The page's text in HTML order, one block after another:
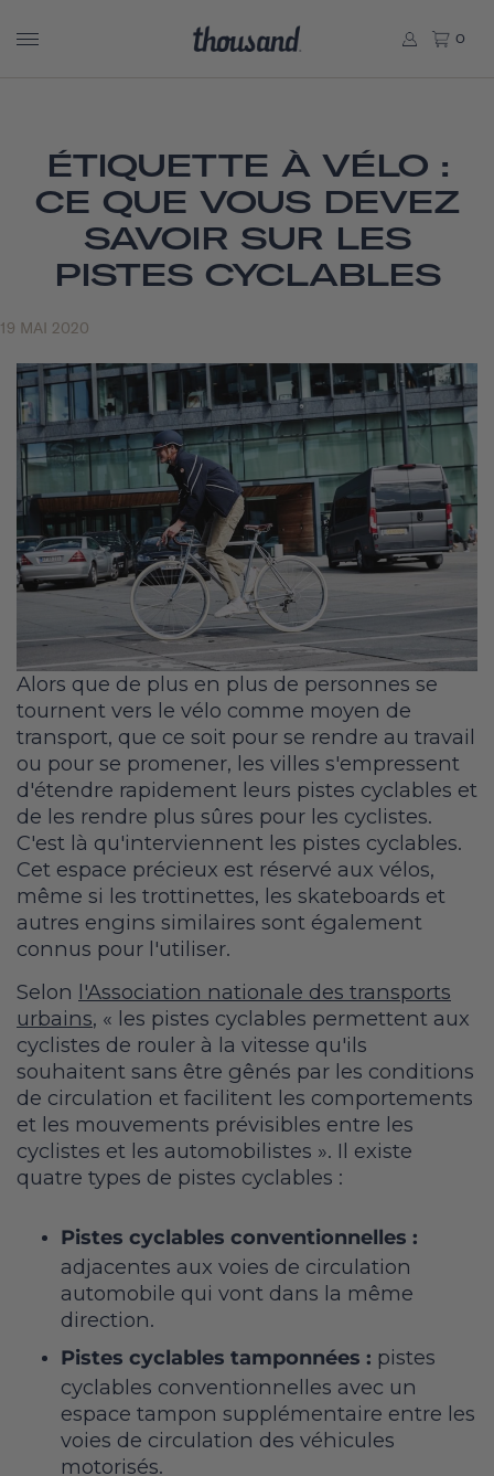
0
ÉTIQUETTE À VÉLO :
CE QUE VOUS DEVEZ
SAVOIR SUR LES
PISTES CYCLABLES
19 MAI 2020
Alors que de plus en plus de personnes se
tournent vers le vélo comme moyen de
transport, que ce soit pour se rendre au travail
ou pour se promener, les villes s'empressent
d'étendre rapidement leurs pistes cyclables et
de les rendre plus sûres pour les cyclistes.
C'est là qu'interviennent les pistes cyclables.
Cet espace précieux est réservé aux vélos,
même si les trottinettes, les skateboards et
autres engins similaires sont également
connus pour l'utiliser.
Selon l'Association nationale des transports
urbains, « les pistes cyclables permettent aux
cyclistes de rouler à la vitesse qu'ils
souhaitent sans être gênés par les conditions
de circulation et facilitent les comportements
et les mouvements prévisibles entre les
cyclistes et les automobilistes ». Il existe
quatre types de pistes cyclables :
Pistes cyclables conventionnelles :
adjacentes aux voies de circulation
automobile qui vont dans la même
direction.
Pistes cyclables tamponnées : pistes
cyclables conventionnelles avec un
espace tampon supplémentaire entre les
voies de circulation des véhicules
motorisés.